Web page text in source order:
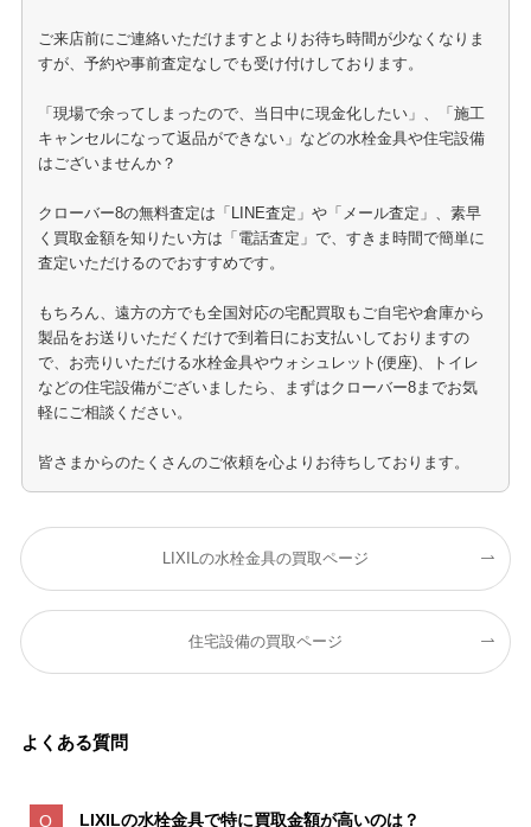
ご来店前にご連絡いただけますとよりお待ち時間が少なくなりま
すが、予約や事前査定なしでも受け付けしております。
「現場で余ってしまったので、当日中に現金化したい」、「施工
キャンセルになって返品ができない」などの水栓金具や住宅設備
はございませんか？
クローバー8の無料査定は「LINE査定」や「メール査定」、素早
く買取金額を知りたい方は「電話査定」で、すきま時間で簡単に
査定いただけるのでおすすめです。
もちろん、遠方の方でも全国対応の宅配買取もご自宅や倉庫から
製品をお送りいただくだけで到着日にお支払いしておりますの
で、お売りいただける水栓金具やウォシュレット(便座)、トイレ
などの住宅設備がございましたら、まずはクローバー8までお気
軽にご相談ください。
皆さまからのたくさんのご依頼を心よりお待ちしております。
LIXILの水栓金具の買取ページ
住宅設備の買取ページ
よくある質問
LIXILの水栓金具で特に買取金額が高いのは？